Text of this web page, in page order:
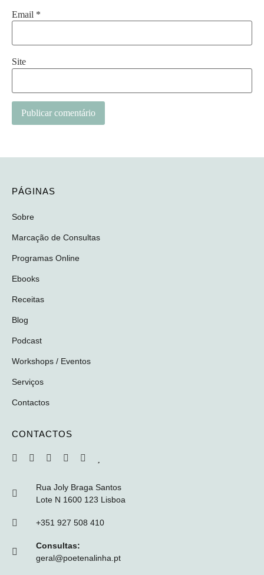
Email *
Site
PÁGINAS
Sobre
Marcação de Consultas
Programas Online
Ebooks
Receitas
Blog
Podcast
Workshops / Eventos
Serviços
Contactos
CONTACTOS
Rua Joly Braga Santos
Lote N 1600 123 Lisboa
+351 927 508 410
Consultas:
geral@poetenalinha.pt